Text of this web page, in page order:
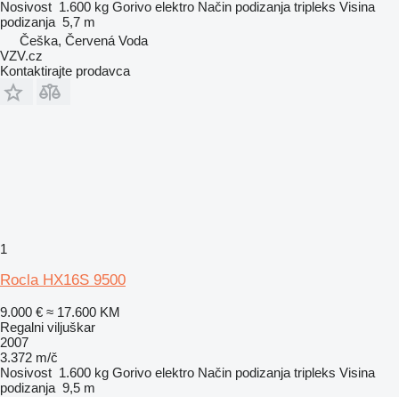
Nosivost 1.600 kg Gorivo elektro Način podizanja tripleks Visina
podizanja 5,7 m
Češka, Červená Voda
VZV.cz
Kontaktirajte prodavca
1
Rocla HX16S 9500
9.000 € ≈ 17.600 KM
Regalni viljuškar
2007
3.372 m/č
Nosivost 1.600 kg Gorivo elektro Način podizanja tripleks Visina
podizanja 9,5 m